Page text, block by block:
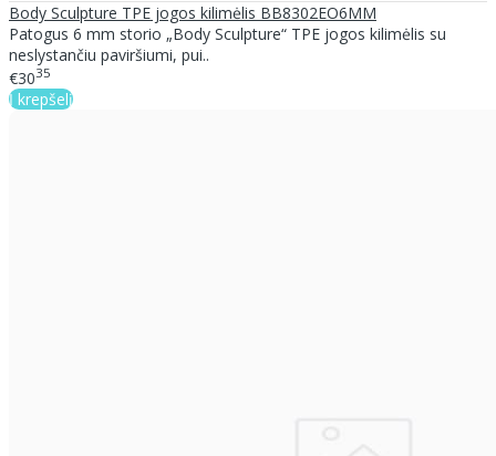
Body Sculpture TPE jogos kilimėlis BB8302EO6MM
Patogus 6 mm storio „Body Sculpture“ TPE jogos kilimėlis su
neslystančiu paviršiumi, pui..
€3035
Į krepšelį